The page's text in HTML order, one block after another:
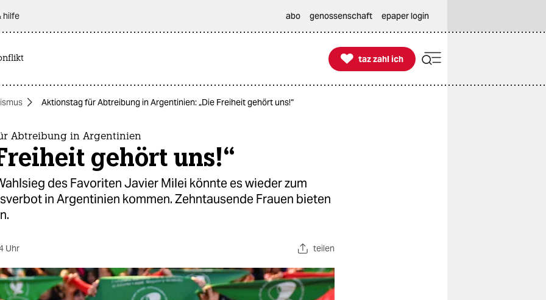
hilfe abo genossenschaft epaper login

taz zahl ich
taz zahl ich
Aktionstag für Abtreibung in Argentinien: „Die Freiheit gehört uns!“
Abtreibung in Argentinien
gehört uns!“
des Favoriten Javier Milei könnte es wieder zum
in Argentinien kommen. Zehntausende Frauen bieten
Uhr teilen